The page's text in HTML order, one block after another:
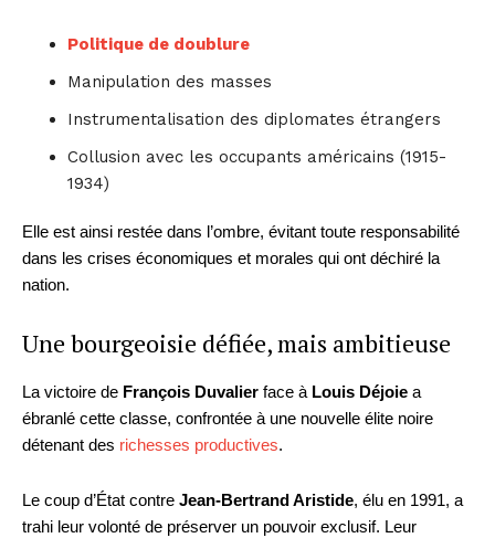
Politique de doublure
Manipulation des masses
Instrumentalisation des diplomates étrangers
Collusion avec les occupants américains (1915-
1934)
Elle est ainsi restée dans l’ombre, évitant toute responsabilité
dans les crises économiques et morales qui ont déchiré la
nation.
Une bourgeoisie défiée, mais ambitieuse
La victoire de François Duvalier face à Louis Déjoie a
ébranlé cette classe, confrontée à une nouvelle élite noire
détenant des richesses productives.
Le coup d’État contre Jean-Bertrand Aristide, élu en 1991, a
trahi leur volonté de préserver un pouvoir exclusif. Leur